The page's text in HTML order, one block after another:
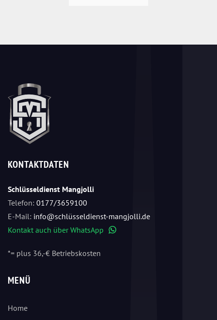
KONTAKTDATEN
Schlüsseldienst Mangjolli
Telefon: 0177/3659100
E-Mail: info@schlüsseldienst-mangjolli.de
Kontakt auch über WhatsApp
*= plus 36,-€ Betriebskosten
MENÜ
Home